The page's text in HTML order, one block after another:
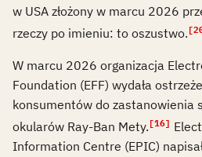
w USA złożony w marcu 2026
rzeczy po imieniu: to oszustwo.
W marcu 2026 organizacja
Foundation (EFF) wydała
konsumentów do zastanowienia
okularów Ray-Ban Mety. [16]
Information Centre (EPIC)